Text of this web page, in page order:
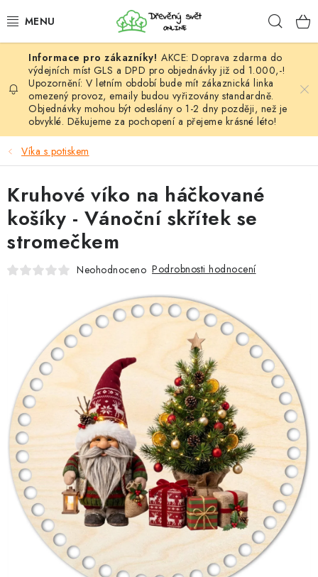
na
HÁČKOVÁNÍ
VYPLÉTÁNÍ
PŘÍZE
DOPLŇKY
TVOŘENÍ
VELKOOBCHOD
Doprava a platba Vrácení zboží a reklamace
Časté otázky
Kontakt
Moje objednávka
Obchodní podmínky
Ochrana osobních údajů
Hodnocení obchodu
Oblíbené produkty
Věrnostní program
AKCE: Doprava zdarma do
výdejních míst GLS a DPD pro objednávky již od 1.000,-!
Upozornění: V letním období bude mít zákaznická linka
omezený provoz, emaily budou vyřizovány standardně.
Objednávky mohou být odeslány o 1-2 dny později, než je
obvyklé. Děkujeme za pochopení a přejeme krásné léto!
Víka s potiskem
Kruhové víko na háčkované
košíky - Vánoční skřítek se
stromečkem
Neohodnoceno Podrobnosti hodnocení